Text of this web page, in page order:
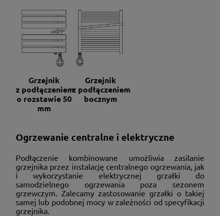
Grzejnik
z podłączeniem
o rozstawie 50
mm
Grzejnik
z podłączeniem
bocznym
Ogrzewanie centralne i elektryczne
Podłączenie kombinowane umożliwia zasilanie
grzejnika przez instalację centralnego ogrzewania, jak
i wykorzystanie elektrycznej grzałki do
samodzielnego ogrzewania poza sezonem
grzewczym. Zalecamy zastosowanie grzałki o takiej
samej lub podobnej mocy w zależności od specyfikacji
grzejnika.